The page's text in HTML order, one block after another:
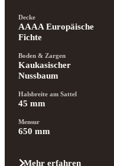
Decke
AAAA Europäische
Fichte
Boden & Zargen
Kaukasischer
Nussbaum
Halsbreite am Sattel
45 mm
Mensur
650 mm
Mehr erfahren